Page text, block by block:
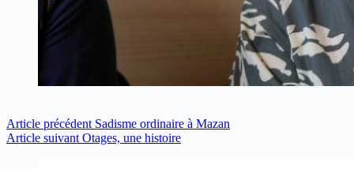
Article précédent Sadisme ordinaire à Mazan
Article suivant Otages, une histoire